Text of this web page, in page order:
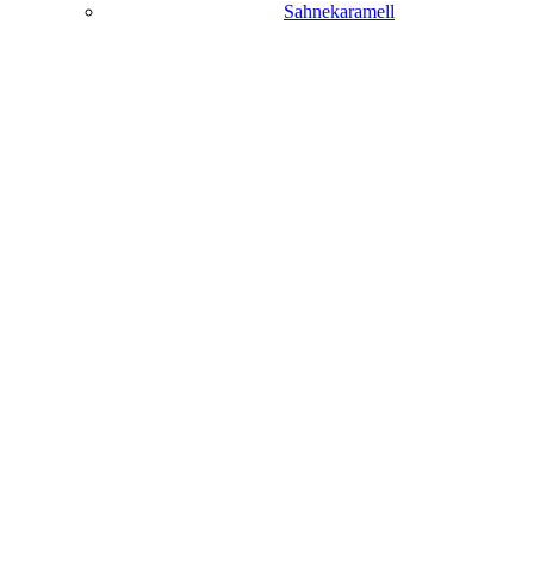
Sahnekaramell